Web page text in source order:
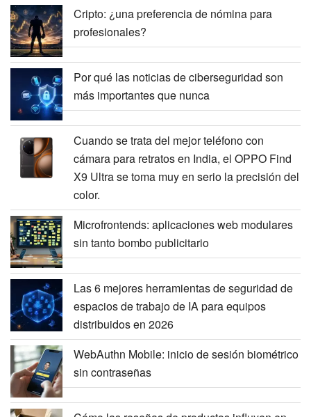
Cripto: ¿una preferencia de nómina para
profesionales?
Por qué las noticias de ciberseguridad son
más importantes que nunca
Cuando se trata del mejor teléfono con
cámara para retratos en India, el OPPO Find
X9 Ultra se toma muy en serio la precisión del
color.
Microfrontends: aplicaciones web modulares
sin tanto bombo publicitario
Las 6 mejores herramientas de seguridad de
espacios de trabajo de IA para equipos
distribuidos en 2026
WebAuthn Mobile: inicio de sesión biométrico
sin contraseñas